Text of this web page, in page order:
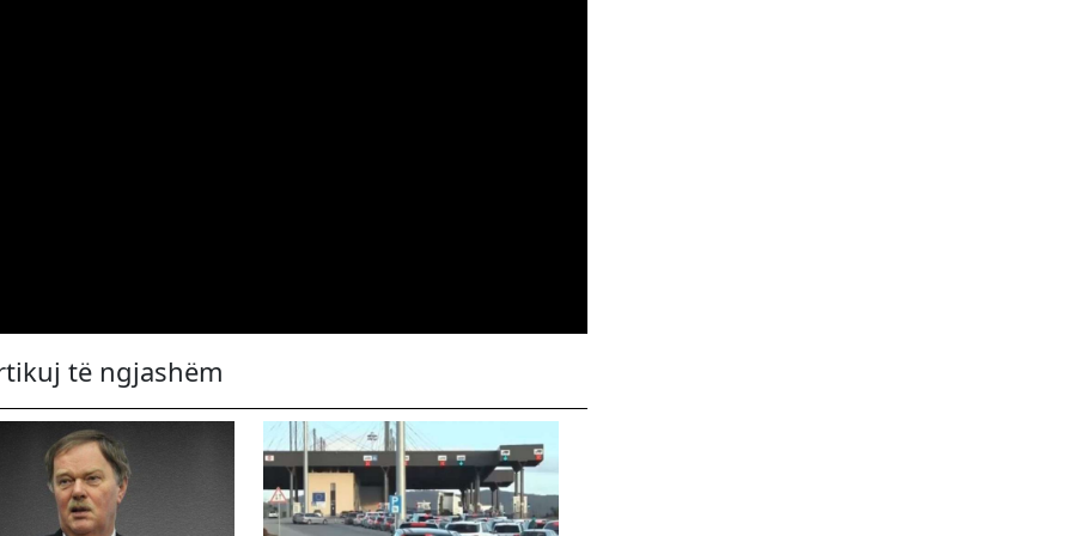
të ngjashëm